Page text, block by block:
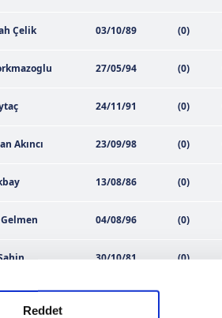
Reddet
Çelik 03/10/89 (0)
27/05/94 (0)
24/11/91 (0)
Akıncı 23/09/98 (0)
13/08/86 (0)
04/08/96 (0)
30/10/81 (0)
Albayrak 30/07/91